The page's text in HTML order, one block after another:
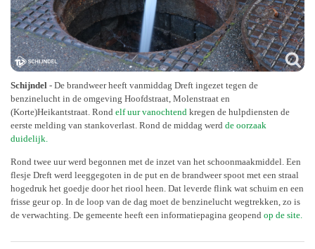
Schijndel - De brandweer heeft vanmiddag Dreft ingezet tegen de
benzinelucht in de omgeving Hoofdstraat, Molenstraat en
(Korte)Heikantstraat. Rond elf uur vanochtend kregen de hulpdiensten de
eerste melding van stankoverlast. Rond de middag werd de oorzaak
duidelijk.
Rond twee uur werd begonnen met de inzet van het schoonmaakmiddel. Een
flesje Dreft werd leeggegoten in de put en de brandweer spoot met een straal
hogedruk het goedje door het riool heen. Dat leverde flink wat schuim en een
frisse geur op. In de loop van de dag moet de benzinelucht wegtrekken, zo is
de verwachting. De gemeente heeft een informatiepagina geopend op de site.